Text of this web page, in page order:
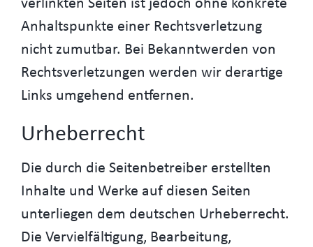
verlinkten Seiten ist jedoch ohne konkrete
Anhaltspunkte einer Rechtsverletzung
nicht zumutbar. Bei Bekanntwerden von
Rechtsverletzungen werden wir derartige
Links umgehend entfernen.
Urheberrecht
Die durch die Seitenbetreiber erstellten
Inhalte und Werke auf diesen Seiten
unterliegen dem deutschen Urheberrecht.
Die Vervielfältigung, Bearbeitung,